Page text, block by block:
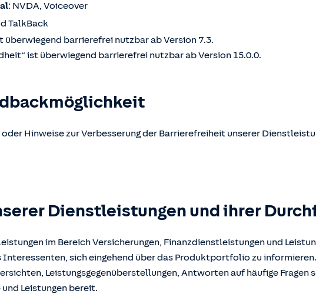
: NVDA, Voiceover
TalkBack
überwiegend barrierefrei nutzbar ab Version 7.3.
ist überwiegend barrierefrei nutzbar ab Version 15.0.0.
Hinweise zur Verbesserung der Barrierefreiheit unserer
Dienstleistungen und ihrer
im Bereich Versicherungen, Finanzdienstleistungen und
Interessenten, sich eingehend über das Produktportfolio zu
Leistungsgegenüberstellungen, Antworten auf häufige Fragen
Leistungen bereit.